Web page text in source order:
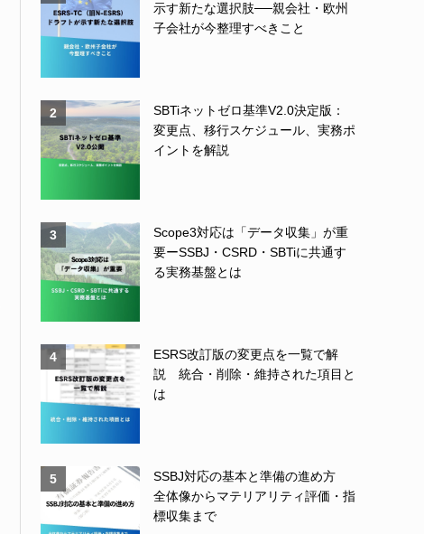
示す新たな選択肢──親会社・欧州
子会社が今整理すべきこと
2
SBTiネットゼロ基準V2.0決定版：
変更点、移行スケジュール、実務ポ
イントを解説
3
Scope3対応は「データ収集」が重
要ーSSBJ・CSRD・SBTiに共通す
る実務基盤とは
4
ESRS改訂版の変更点を一覧で解
説 統合・削除・維持された項目と
は
5
SSBJ対応の基本と準備の進め方
全体像からマテリアリティ評価・指
標収集まで